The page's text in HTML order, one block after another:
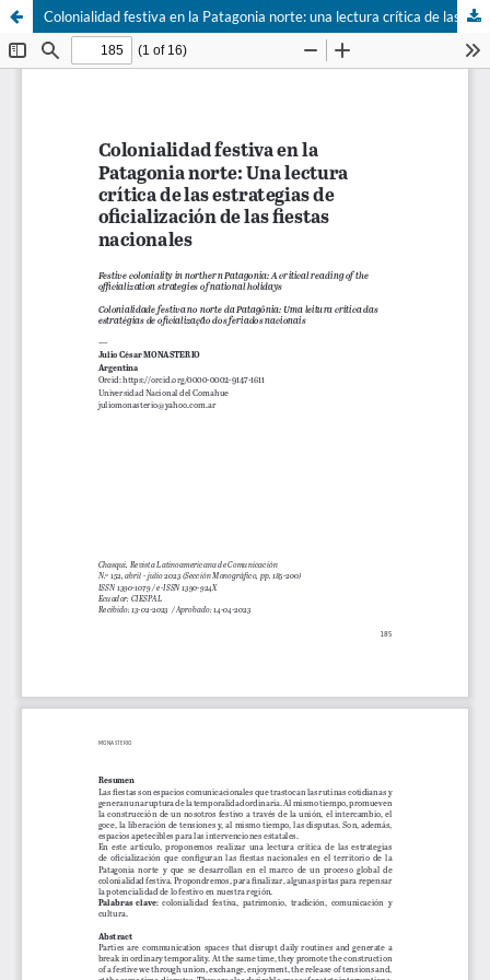
Colonialidad festiva en la Patagonia norte: una lectura crítica de las estrategias de oficialización de las Fiestas Nacionales